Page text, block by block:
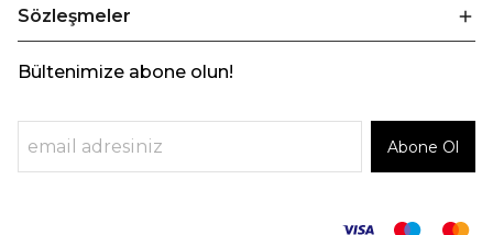
Sözleşmeler
Bültenimize abone olun!
Abone Ol